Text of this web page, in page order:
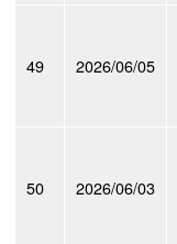
49 2026/06/05
50 2026/06/03